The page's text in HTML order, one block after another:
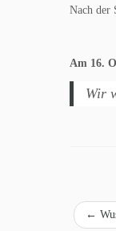
Nach der
Am 16.
Wir
←